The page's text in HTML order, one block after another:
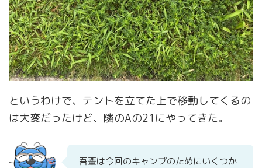
というわけで、テントを立てた上で移動してくるの
は大変だったけど、隣のAの21にやってきた。
吾輩は今回のキャンプのためにいくつか